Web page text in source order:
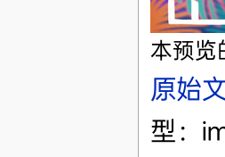
本预览
原始
型：